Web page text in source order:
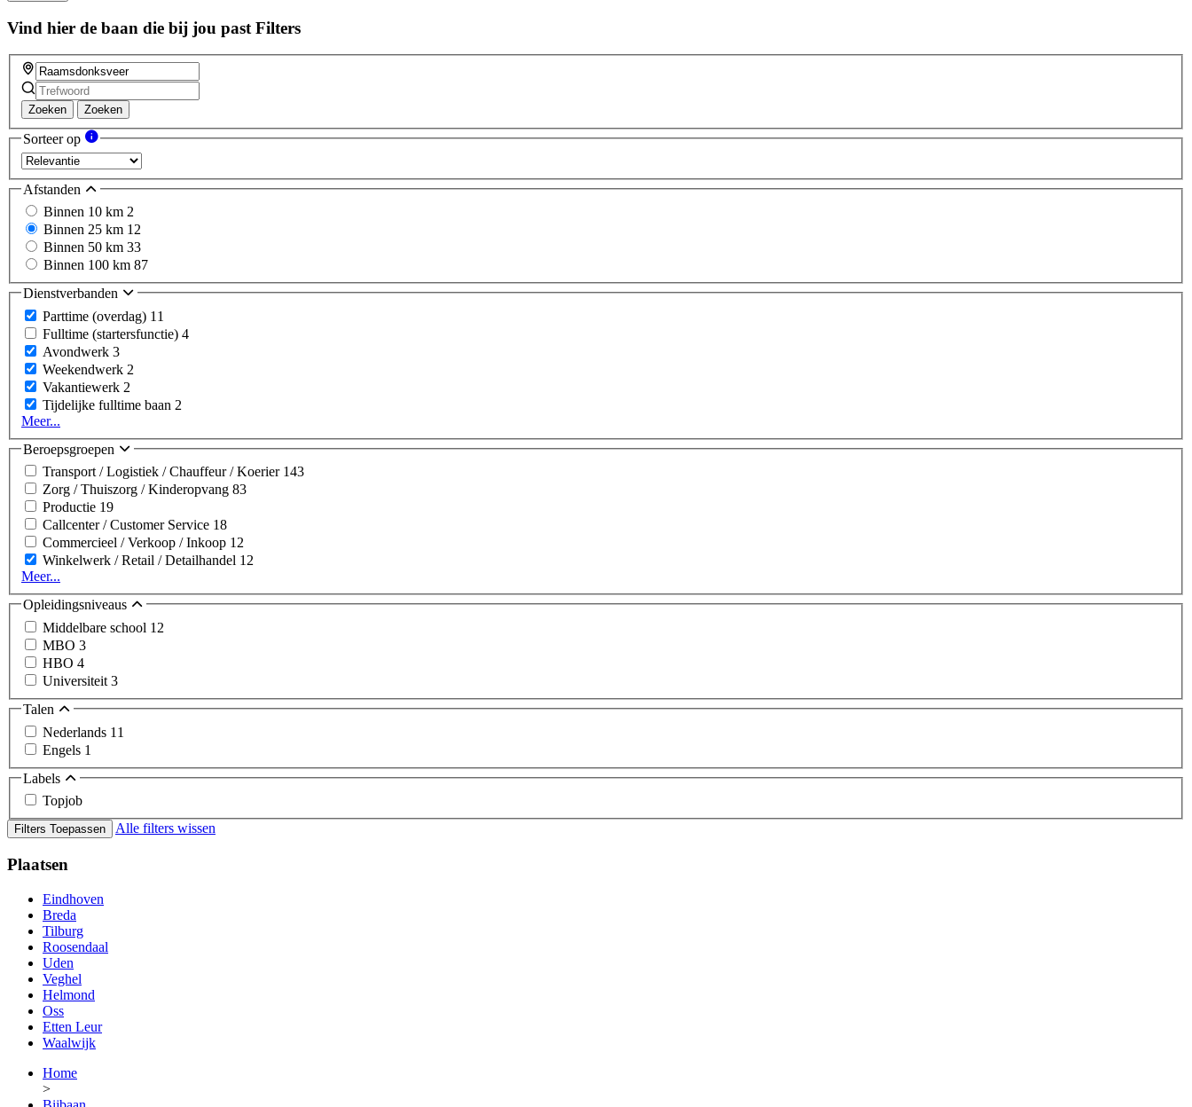
Vind hier de baan die bij jou past Filters
Zoeken Zoeken
Sorteer op
Afstanden
Binnen 10 km 2
Binnen 25 km 12
Binnen 50 km 33
Binnen 100 km 87
Dienstverbanden
Parttime (overdag) 11
Fulltime (startersfunctie) 4
Avondwerk 3
Weekendwerk 2
Vakantiewerk 2
Tijdelijke fulltime baan 2
Meer...
Beroepsgroepen
Transport / Logistiek / Chauffeur / Koerier 143
Zorg / Thuiszorg / Kinderopvang 83
Productie 19
Callcenter / Customer Service 18
Commercieel / Verkoop / Inkoop 12
Winkelwerk / Retail / Detailhandel 12
Meer...
Opleidingsniveaus
Middelbare school 12
MBO 3
HBO 4
Universiteit 3
Talen
Nederlands 11
Engels 1
Labels
Topjob
Filters Toepassen Alle filters wissen
Plaatsen
Eindhoven
Breda
Tilburg
Roosendaal
Uden
Veghel
Helmond
Oss
Etten Leur
Waalwijk
Home
>